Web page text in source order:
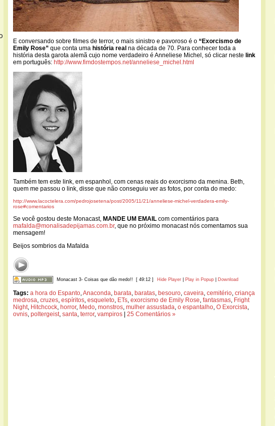
E conversando sobre filmes de terror, o mais sinistro e pavoroso é o “Exorcismo de
Emily Rose” que conta uma história real na década de 70. Para conhecer toda a
história desta garota alemã cujo nome verdadeiro é Anneliese Michel, só clicar neste link
em português: http://www.fimdostempos.net/anneliese_michel.html
Também tem este link, em espanhol, com cenas reais do exorcismo da menina. Beth,
quem me passou o link, disse que não conseguiu ver as fotos, por conta do medo:
http://www.lacoctelera.com/pedrojosetena/post/2005/11/21/anneliese-michel-verdadera-emily-
rose#comentarios
Se você gostou deste Monacast, MANDE UM EMAIL com comentários para
mafalda@monalisadepijamas.com.br, que no próximo monacast nós comentamos sua
mensagem!
Beijos sombrios da Mafalda
Monacast 3- Coisas que dão medo!! [ 49:12 ] Hide Player| Play in Popup| Download
Tags: a hora do Espanto Anaconda barata baratas besouro caveira cemitério criança
medrosa cruzes espíritos esqueleto ETs exorcismo de Emily Rose fantasmas Fright
Night Hitchcock horror, Medo monstros mulher assustada o espantalho O Exorcista
ovnis poltergeist santa terror, vampiros | 25 Comentários »